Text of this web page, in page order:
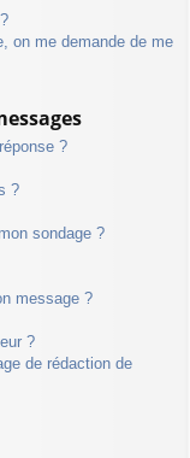
on me demande de me
?
?
sondage ?
message ?
?
de rédaction de